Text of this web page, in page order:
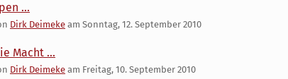
...
Dirk Deimeke am Sonntag, 12. September 2010
Macht ...
Dirk Deimeke am Freitag, 10. September 2010